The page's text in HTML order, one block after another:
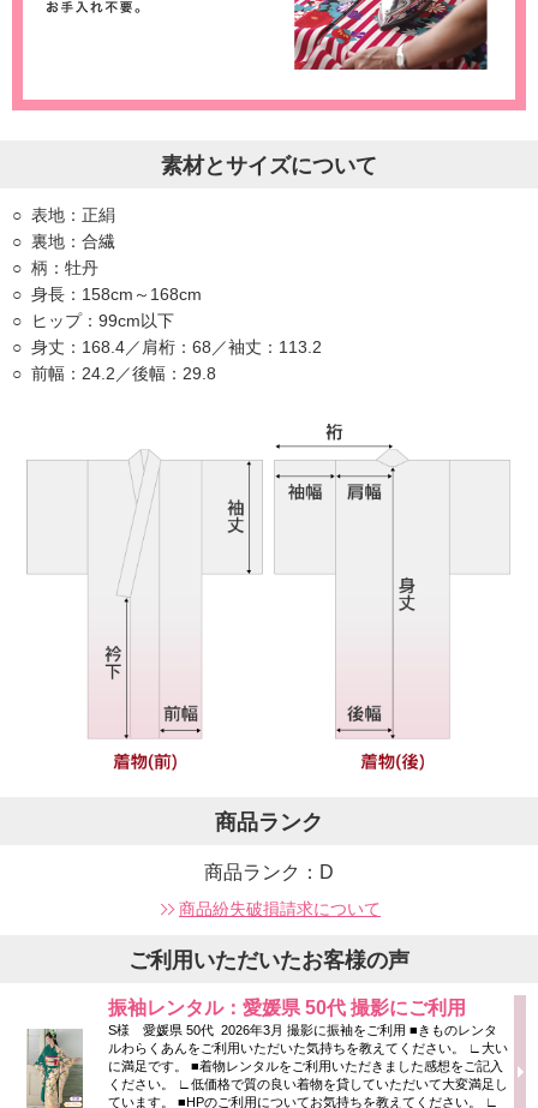
素材とサイズについて
表地：正絹
裏地：合繊
柄：牡丹
身長：158cm～168cm
ヒップ：99cm以下
身丈：168.4／肩桁：68／袖丈：113.2
前幅：24.2／後幅：29.8
商品ランク
商品ランク：D
商品紛失破損請求について
ご利用いただいたお客様の声
振袖レンタル：愛媛県 50代 撮影にご利用
S様 愛媛県 50代 2026年3月 撮影に振袖をご利用 ■きものレンタ
ルわらくあんをご利用いただいた気持ちを教えてください。 ∟大い
に満足です。 ■着物レンタルをご利用いただきました感想をご記入
ください。 ∟低価格で質の良い着物を貸していただいて大変満足し
ています。 ■HPのご利用についてお気持ちを教えてください。 ∟